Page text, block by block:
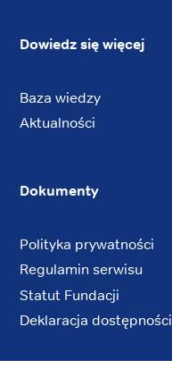
Dowiedz się więcej
Baza wiedzy
Aktualności
Dokumenty
Polityka prywatności
Regulamin serwisu
Statut Fundacji
Deklaracja dostępności